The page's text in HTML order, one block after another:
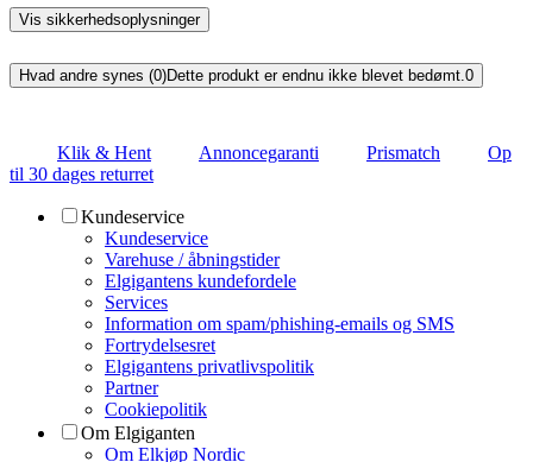
Vis sikkerhedsoplysninger
Hvad andre synes (0)Dette produkt er endnu ikke blevet bedømt.0
Klik & Hent Annoncegaranti Prismatch
Op
til 30 dages returret
Kundeservice
Kundeservice
Varehuse / åbningstider
Elgigantens kundefordele
Services
Information om spam/phishing-emails og SMS
Fortrydelsesret
Elgigantens privatlivspolitik
Partner
Cookiepolitik
Om Elgiganten
Om Elkjøp Nordic